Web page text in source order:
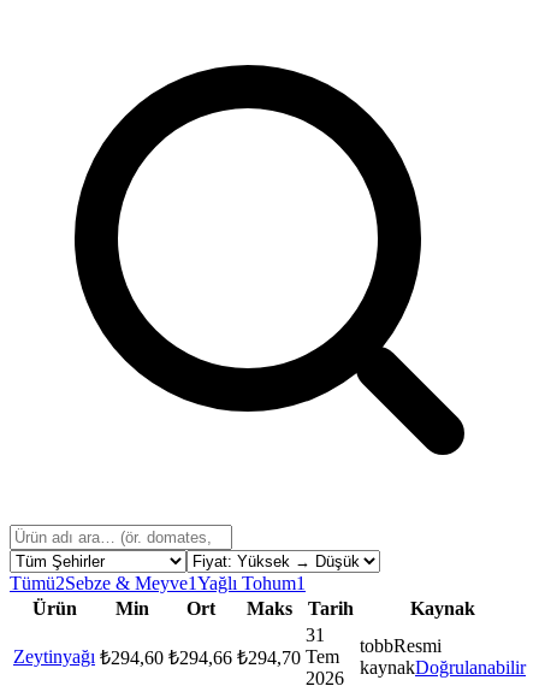
Tümü2Sebze & Meyve1Yağlı Tohum1
Ürün
Min Ort Maks Tarih Kaynak
Zeytinyağı ₺294,60 ₺294,66 ₺294,70
31
Tem
2026
tobbResmi
kaynakDoğrulanabilir